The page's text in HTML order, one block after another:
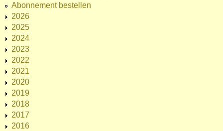
Abonnement bestellen
2026
2025
2024
2023
2022
2021
2020
2019
2018
2017
2016